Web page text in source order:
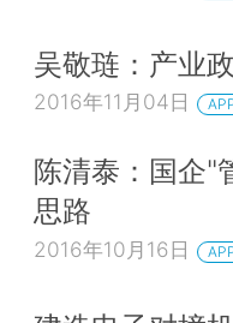
吴敬琏：产业
2016年11月04日
陈清泰：国企"
思路
2016年10月16日